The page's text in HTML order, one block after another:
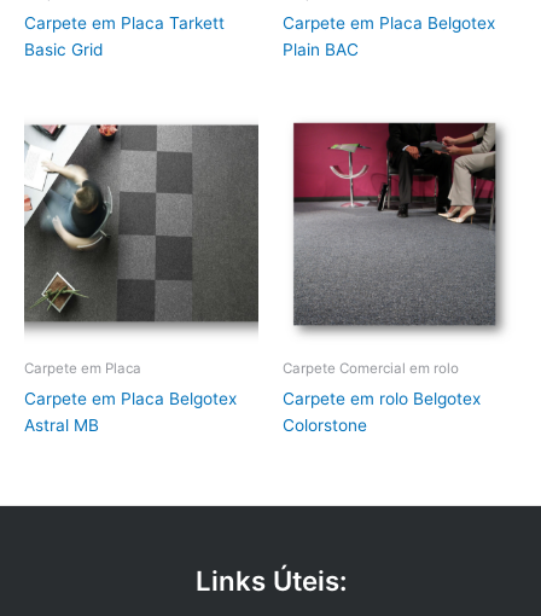
Carpete em Placa Tarkett
Basic Grid
Carpete em Placa Belgotex
Plain BAC
Carpete em Placa
Carpete em Placa Belgotex
Astral MB
Carpete Comercial em rolo
Carpete em rolo Belgotex
Colorstone
Links Úteis: